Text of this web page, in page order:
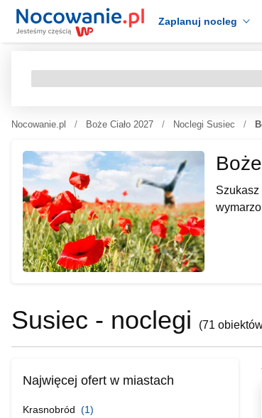
Zaplanuj nocleg
Nocowanie.pl Boże Ciało 2027 Noclegi Susiec
Szukasz
Susiec - noclegi (71
Najwięcej ofert w miastach
Krasnobród (1)